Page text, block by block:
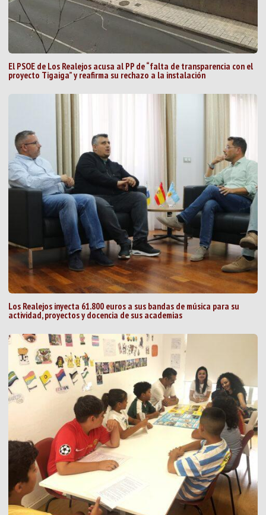
El PSOE de Los Realejos acusa al PP de “falta de transparencia con el
proyecto Tigaiga” y reafirma su rechazo a la instalación
Los Realejos inyecta 61.800 euros a sus bandas de música para su
actividad, proyectos y docencia de sus academias